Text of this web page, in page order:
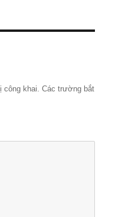
khai.
Các trường bắt